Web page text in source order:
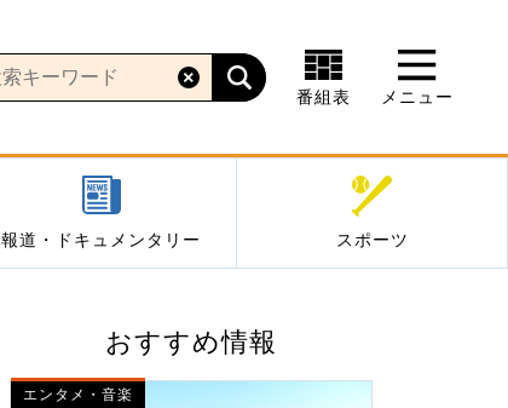
番組表 メニュー
報道・ドキュメンタリー スポーツ
おすすめ情報
エンタメ・音楽